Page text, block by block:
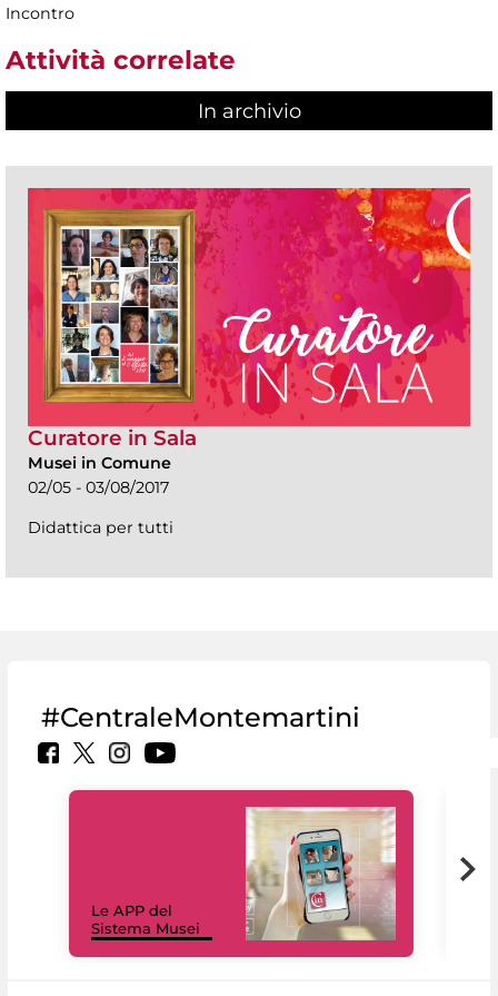
Incontro
Attività correlate
In archivio
Curatore in Sala
Musei in Comune
02/05 - 03/08/2017
Didattica per tutti
#CentraleMontemartini
Le APP del
Sistema Musei